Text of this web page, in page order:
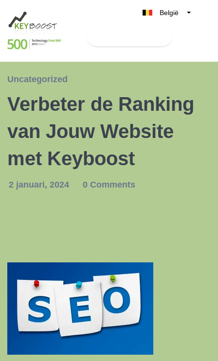
België
Nederland
España
Uncategorized
Verbeter de Ranking
van Jouw Website
met Keyboost
2 januari, 2024 0 Comments